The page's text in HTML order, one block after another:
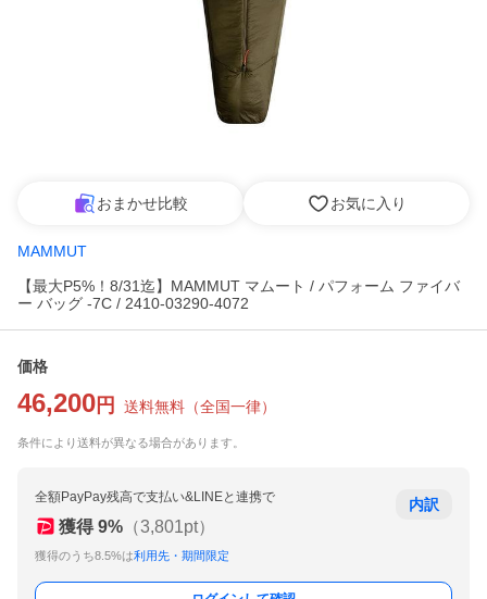
おまかせ比較 お気に入り
MAMMUT
【最大P5%！8/31迄】MAMMUT マムート / パフォーム ファイバ
ー バッグ -7C / 2410-03290-4072
価格
46,200 円 送料無料 （全国一律）
条件により送料が異なる場合があります。
全額PayPay残高で支払い&LINEと連携で
獲得 9% （3,801pt）
獲得のうち8.5%は利用先・期間限定
内訳